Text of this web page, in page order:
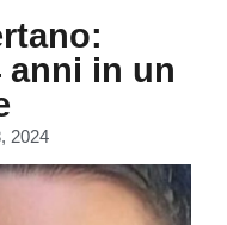
anni in un
2024